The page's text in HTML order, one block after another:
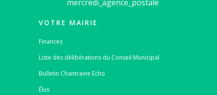
mercredi_agence_postale
VOTRE MAIRIE
Finances
Liste des délibérations du Conseil Municipal
Bulletin Chantraine Echo
Élus